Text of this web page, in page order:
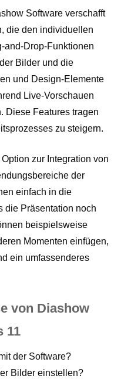
Software verschafft
die den individuellen
and-Drop-Funktionen
Bilder und die
und Design-Elemente
Live-Vorschauen
Diese Features tragen
zu steigern.
zur Integration von
der
einfach in die
die Präsentation noch
beispielsweise
Momenten einfügen,
ein umfassenderes
von Diashow
11
der Software?
Bilder einstellen?